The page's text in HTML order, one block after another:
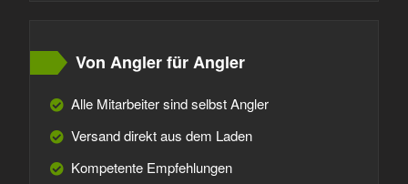
Von Angler für Angler
Alle Mitarbeiter sind selbst Angler
Versand direkt aus dem Laden
Kompetente Empfehlungen